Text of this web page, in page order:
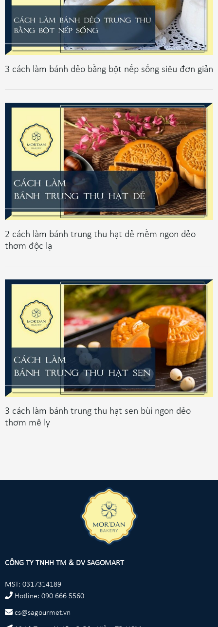
3 cách làm bánh dẻo bằng bột nếp sống siêu đơn giản
2 cách làm bánh trung thu hạt dẻ mềm ngon dẻo
thơm độc lạ
3 cách làm bánh trung thu hạt sen bùi ngon dẻo
thơm mê ly
CÔNG TY TNHH TM & DV SAGOMART
MST: 0317314189
Hotline: 090 666 5560
cs@sagourmet.vn